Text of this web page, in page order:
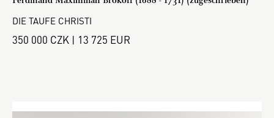
DIE TAUFE CHRISTI
350 000 CZK | 13 725 EUR